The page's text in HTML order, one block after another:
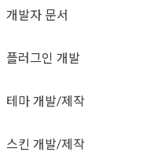
개발자 문서
플러그인 개발
테마 개발/제작
스킨 개발/제작